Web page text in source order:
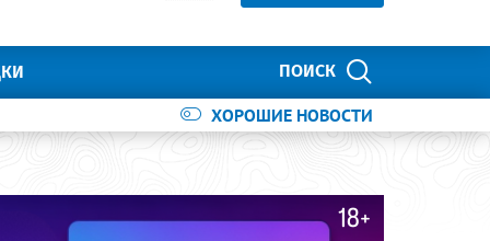
ПОИСК
ХОРОШИЕ НОВОСТИ